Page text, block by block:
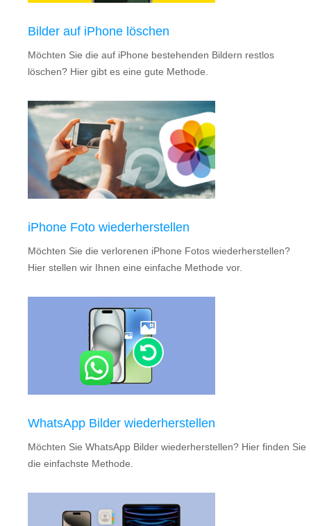
Bilder auf iPhone löschen
Möchten Sie die auf iPhone bestehenden Bildern restlos
löschen? Hier gibt es eine gute Methode.
iPhone Foto wiederherstellen
Möchten Sie die verlorenen iPhone Fotos wiederherstellen?
Hier stellen wir Ihnen eine einfache Methode vor.
WhatsApp Bilder wiederherstellen
Möchten Sie WhatsApp Bilder wiederherstellen? Hier finden Sie
die einfachste Methode.